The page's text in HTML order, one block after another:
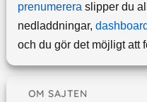
prenumereraslipper du
nedladdningar, dashboard
och du gör det möjligt att
OM SAJTEN